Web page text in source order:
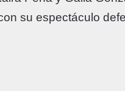
su espectáculo